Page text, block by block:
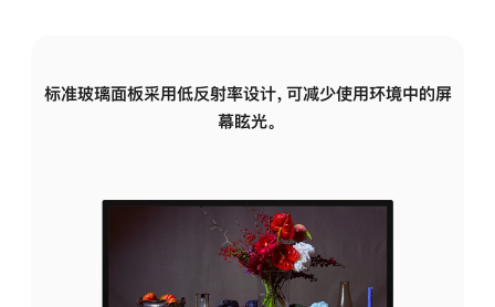
标准玻璃面板采用低反射率设计，可减少使用环境中的屏
幕眩光。